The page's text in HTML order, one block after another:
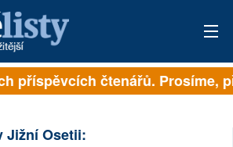
příspěvcích čtenářů. Prosíme,
Jižní Osetii: